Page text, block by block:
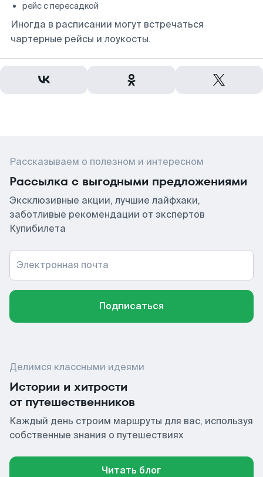
рейс с пересадкой
Иногда в расписании могут встречаться
чартерные рейсы и лоукосты.
Рассказываем о полезном и интересном
Рассылка с выгодными предложениями
Эксклюзивные акции, лучшие лайфхаки,
заботливые рекомендации от экспертов
Купибилета
Электронная почта
Подписаться
Делимся классными идеями
Истории и хитрости
от путешественников
Каждый день строим маршруты для вас, используя
собственные знания о путешествиях
Читать блог